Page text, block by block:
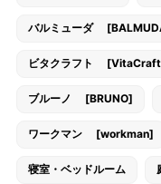
バルミューダ
ビタクラフト
ブルーノ [BRUNO]
ワークマン [workman]
寝室・ベッドルーム